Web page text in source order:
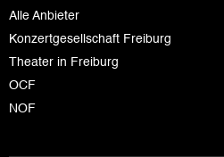
Alle Anbieter
Konzertgesellschaft Freiburg
Theater in Freiburg
OCF
NOF